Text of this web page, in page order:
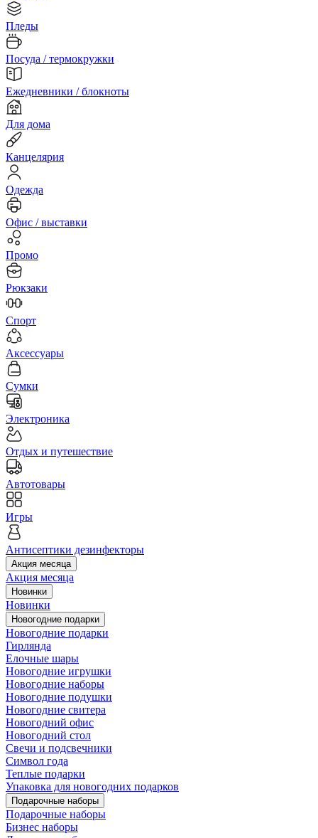
Пледы
Посуда / термокружки
Ежедневники / блокноты
Для дома
Канцелярия
Одежда
Офис / выставки
Промо
Рюкзаки
Спорт
Аксессуары
Сумки
Электроника
Отдых и путешествие
Автотовары
Игры
Антисептики дезинфекторы
Акция месяца
Акция месяца
Новинки
Новинки
Новогодние подарки
Новогодние подарки
Гирлянда
Елочные шары
Новогодние игрушки
Новогодние наборы
Новогодние подушки
Новогодние свитера
Новогодний офис
Новогодний стол
Свечи и подсвечники
Символ года
Теплые подарки
Упаковка для новогодних подарков
Подарочные наборы
Подарочные наборы
Бизнес наборы